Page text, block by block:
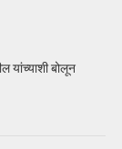
यांच्याशी बोलून